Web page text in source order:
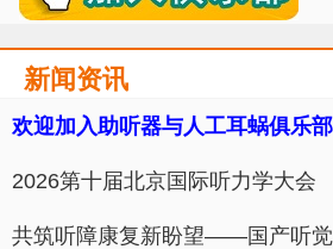
新闻资讯
欢迎加入助听器与人工耳蜗俱乐部
​2026第十届北京国际听力学大会
共筑听障康复新盼望——国产听觉